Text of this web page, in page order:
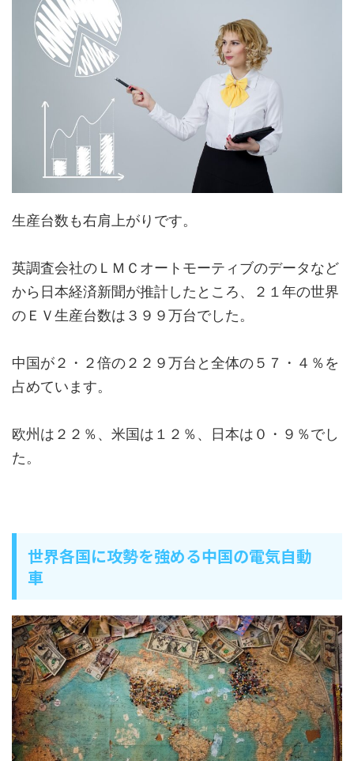
生産台数も右肩上がりです。
英調査会社のＬＭＣオートモーティブのデータなど
から日本経済新聞が推計したところ、２１年の世界
のＥＶ生産台数は３９９万台でした。
中国が２・２倍の２２９万台と全体の５７・４％を
占めています。
欧州は２２％、米国は１２％、日本は０・９％でし
た。
世界各国に攻勢を強める中国の電気自動
車